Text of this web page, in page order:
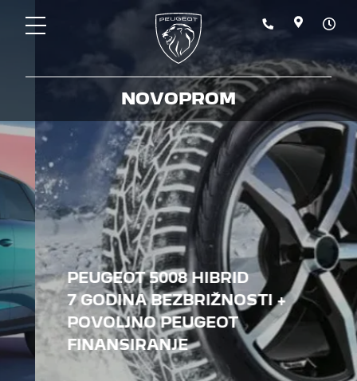
NOVOPROM
PEUGEOT 5008 HIBRID
7 GODINA BEZBRIŽNOSTI +
POVOLJNO PEUGEOT
FINANSIRANJE